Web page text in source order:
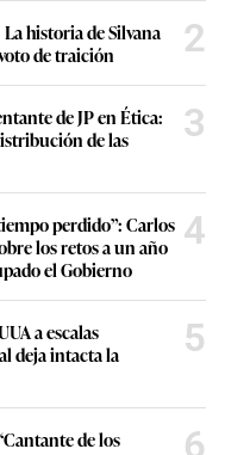
historia de Silvana
de traición
2
de JP en Ética:
de las
3
perdido”: Carlos
los retos a un año
el Gobierno
4
a escalas
deja intacta la
5
de los
6